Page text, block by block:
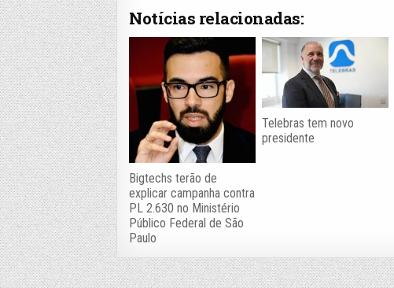
Notícias relacionadas:
Bigtechs terão de
explicar campanha contra
PL 2.630 no Ministério
Público Federal de São
Paulo
Telebras tem novo
presidente